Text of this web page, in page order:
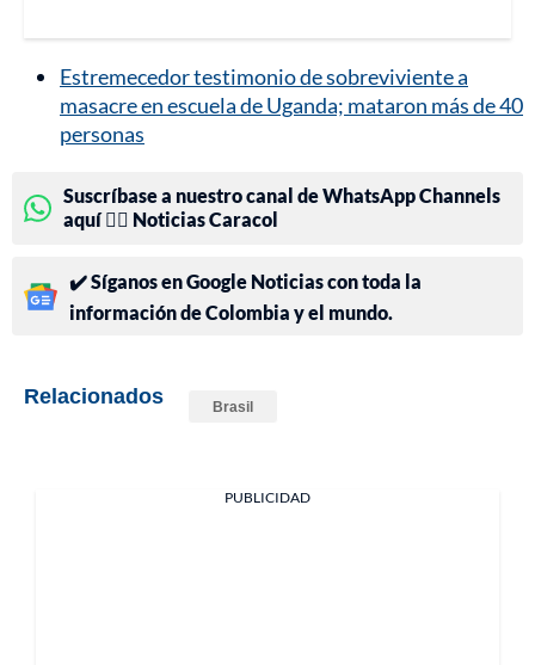
Estremecedor testimonio de sobreviviente a
masacre en escuela de Uganda; mataron más de 40
personas
Suscríbase a nuestro canal de WhatsApp Channels
aquí 👉🏻 Noticias Caracol
✔️ Síganos en Google Noticias con toda la
información de Colombia y el mundo.
Relacionados Brasil
PUBLICIDAD